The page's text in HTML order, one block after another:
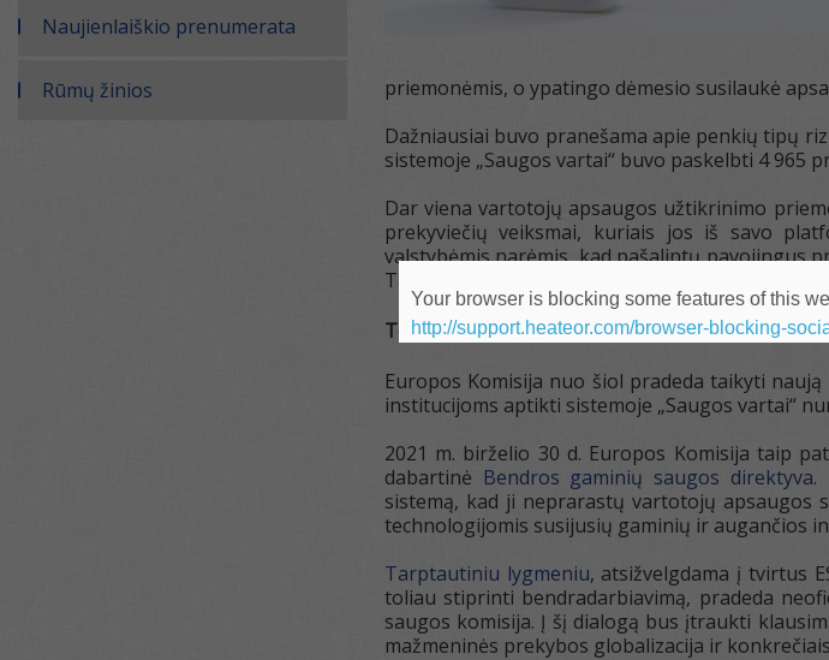
Naujienlaiškio prenumerata
Rūmų žinios
priemonėmis, o ypatingo dėmesio susilaukė
Dažniausiai buvo pranešama apie penkių tipų
sistemoje „Saugos vartai“ buvo paskelbti 4 965
Dar viena vartotojų apsaugos užtikrinimo
prekyviečių veiksmai, kuriais jos iš savo
valstybėmis narėmis, kad pašalintų pavojingus
Tai yra
, eMAG, Wish.com, „AliExpress“,
Tolesni veiksmai
Europos Komisija nuo šiol pradeda taikyti
institucijoms aptikti sistemoje „Saugos vartai“
2021 m. birželio 30 d. Europos Komisija taip
dabartinė Bendros gaminių saugos direktyva.
sistemą, kad ji neprarastų vartotojų apsaugos
technologijomis susijusių gaminių ir augančios
Tarptautiniu lygmeniu, atsižvelgdama į tvirtus
toliau stiprinti bendradarbiavimą, pradeda
saugos komisija. Į šį dialogą bus įtraukti
mažmeninės prekybos globalizacija ir
Your browser is blocking some features of this
http://support.heateor.com/browser-blocking-